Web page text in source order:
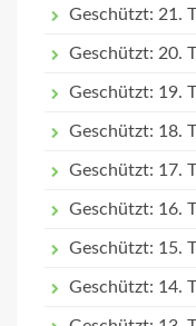
Geschützt: 21.
Geschützt: 20.
Geschützt: 19.
Geschützt: 18.
Geschützt: 17.
Geschützt: 16.
Geschützt: 15.
Geschützt: 14.